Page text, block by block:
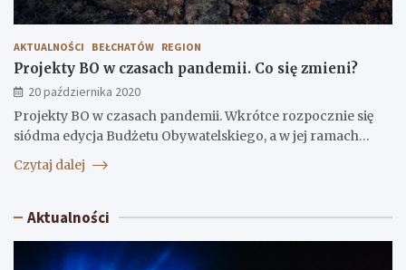
AKTUALNOŚCI BEŁCHATÓW REGION
Projekty BO w czasach pandemii. Co się zmieni?
20 października 2020
Projekty BO w czasach pandemii. Wkrótce rozpocznie się
siódma edycja Budżetu Obywatelskiego, a w jej ramach…
Czytaj dalej
Aktualności